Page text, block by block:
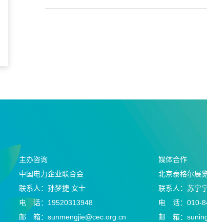
主办咨询
中国电力企业联合会
联系人：孙梦捷 女士
电 话：19520313948
邮 箱：sunmengjie@cec.org.cn
媒体合作
北京泰格尔展
联系人：苏宁
电 话：010-
邮
箱：